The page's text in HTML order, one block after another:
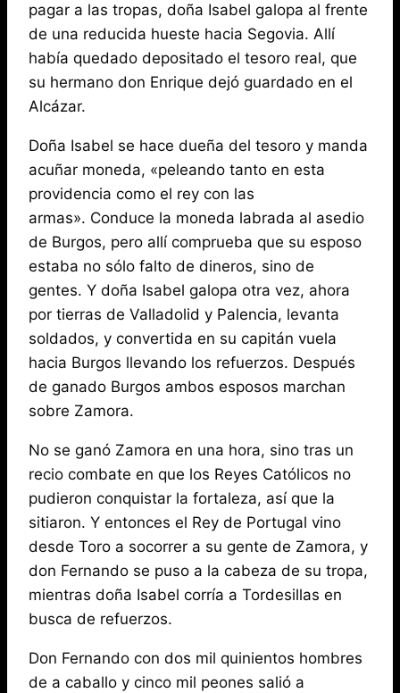
pagar a las tropas, doña Isabel galopa al frente
de una reducida hueste hacia Segovia. Allí
había quedado depositado el tesoro real, que
su hermano don Enrique dejó guardado en el
Alcázar.
Doña Isabel se hace dueña del tesoro y manda
acuñar moneda, «peleando tanto en esta
providencia como el rey con las
armas». Conduce la moneda labrada al asedio
de Burgos, pero allí comprueba que su esposo
estaba no sólo falto de dineros, sino de
gentes. Y doña Isabel galopa otra vez, ahora
por tierras de Valladolid y Palencia, levanta
soldados, y convertida en su capitán vuela
hacia Burgos llevando los refuerzos. Después
de ganado Burgos ambos esposos marchan
sobre Zamora.
No se ganó Zamora en una hora, sino tras un
recio combate en que los Reyes Católicos no
pudieron conquistar la fortaleza, así que la
sitiaron. Y entonces el Rey de Portugal vino
desde Toro a socorrer a su gente de Zamora, y
don Fernando se puso a la cabeza de su tropa,
mientras doña Isabel corría a Tordesillas en
busca de refuerzos.
Don Fernando con dos mil quinientos hombres
de a caballo y cinco mil peones salió a